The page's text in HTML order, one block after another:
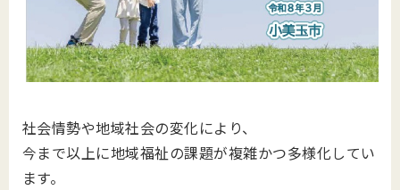
社会情勢や地域社会の変化により、
今まで以上に地域福祉の課題が複雑かつ多様化してい
ます。